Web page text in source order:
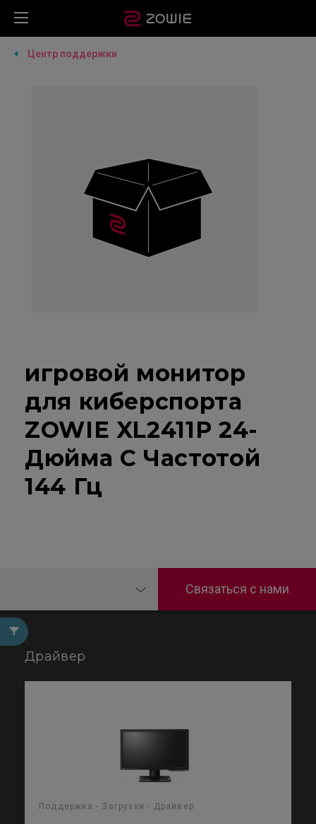
Центр поддержки
игровой монитор
для киберспорта
ZOWIE XL2411P 24-
Дюйма С Частотой
144 Гц
Связаться с нами
Драйвер
Поддержка - Загрузки - Драйвер